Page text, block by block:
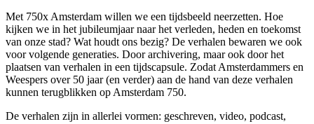
Met 750x Amsterdam willen we een tijdsbeeld neerzetten. Hoe
kijken we in het jubileumjaar naar het verleden, heden en toekomst
van onze stad? Wat houdt ons bezig? De verhalen bewaren we ook
voor volgende generaties. Door archivering, maar ook door het
plaatsen van verhalen in een tijdscapsule. Zodat Amsterdammers en
Weespers over 50 jaar (en verder) aan de hand van deze verhalen
kunnen terugblikken op Amsterdam 750.
De verhalen zijn in allerlei vormen: geschreven, video, podcast,